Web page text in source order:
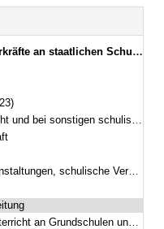
Bildung und Kultus, Wissenschaft und Kunst vom 5. Juli 2014, Az. II.5-5 P 4011.1-6b.52 562 (KWMBl. S. 112) (§§ 1–41)
schulischen Veranstaltungen (§§ 2–8)
Veranstaltungen außerhalb der Schulanlage
und Mittelschulen sowie Förderzentren